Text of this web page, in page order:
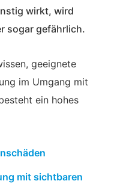
wirkt, wird
sogar gefährlich.
geeignete
im Umgang mit
ein hohes
mit sichtbaren